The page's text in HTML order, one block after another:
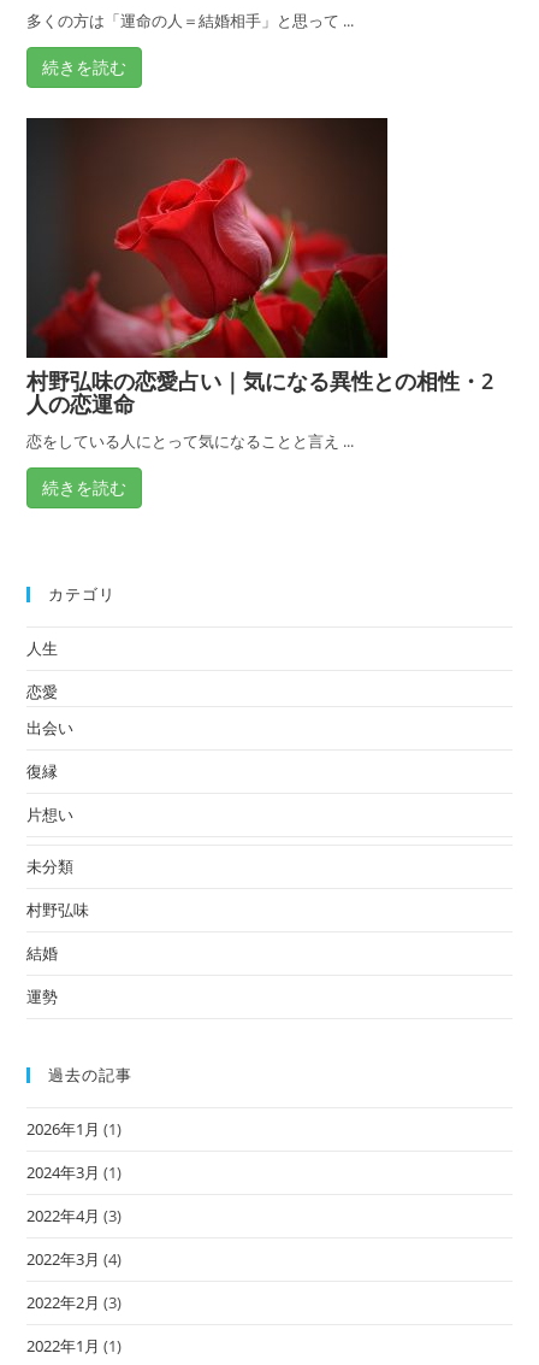
多くの方は「運命の人＝結婚相手」と思って ...
続きを読む
村野弘味の恋愛占い｜気になる異性との相性・2
人の恋運命
恋をしている人にとって気になることと言え ...
続きを読む
カテゴリ
人生
恋愛
出会い
復縁
片想い
未分類
村野弘味
結婚
運勢
過去の記事
2026年1月 (1)
2024年3月 (1)
2022年4月 (3)
2022年3月 (4)
2022年2月 (3)
2022年1月 (1)